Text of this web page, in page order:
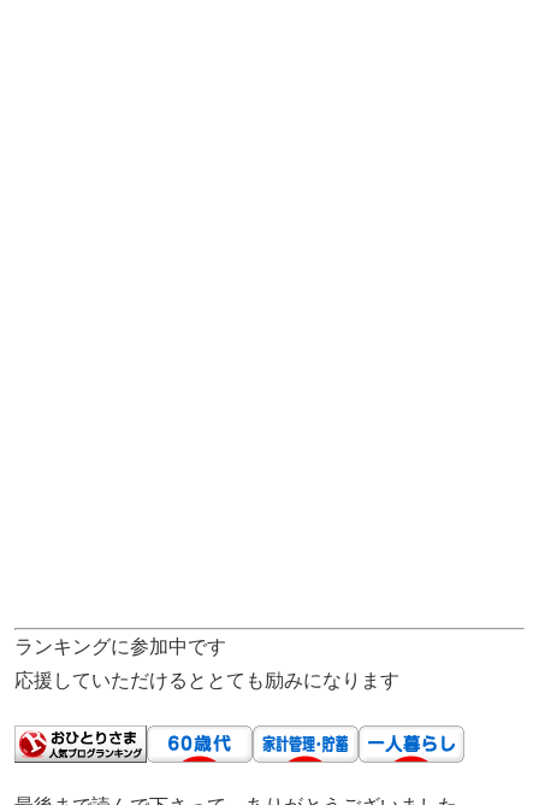
ランキングに参加中です
応援していただけるととても励みになります